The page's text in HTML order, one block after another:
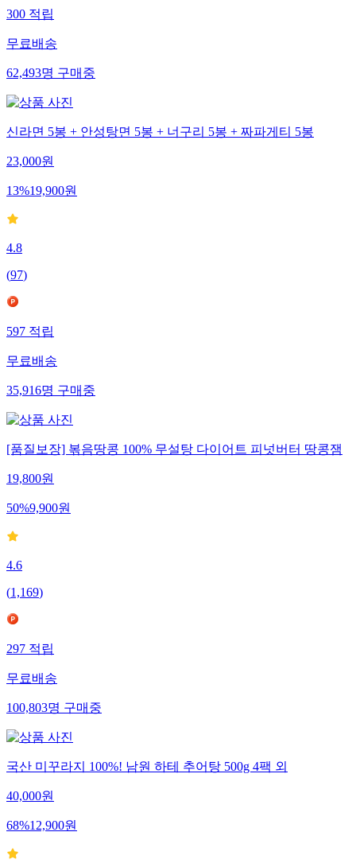
300적립
무료배송
62,493명구매중
신라면 5봉 + 안성탕면 5봉 + 너구리 5봉 + 짜파게티 5봉
23,000원
13%19,900원
4.8
(97)
597적립
무료배송
35,916명구매중
[품질보장] 볶음땅콩 100% 무설탕 다이어트 피넛버터 땅콩잼
19,800원
50%9,900원
4.6
(1,169)
297적립
무료배송
100,803명구매중
국산 미꾸라지 100%! 남원 하테 추어탕 500g 4팩 외
40,000원
68%12,900원